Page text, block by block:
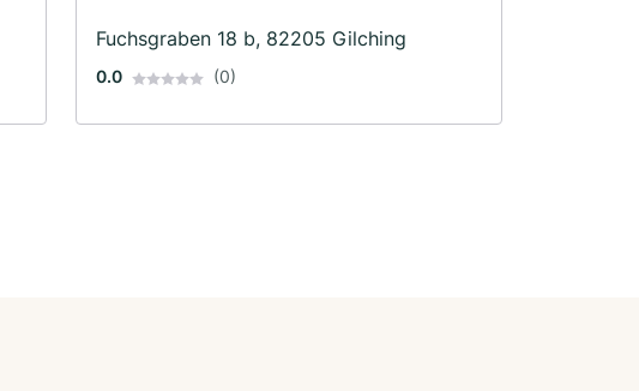
Fuchsgraben 18 b, 82205 Gilching
0.0 (0)